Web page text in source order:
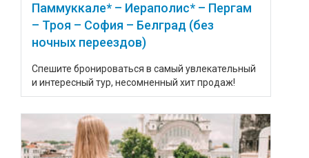
Паммуккале* – Иераполис* – Пергам
– Троя – София – Белград (без
ночных переездов)
Спешите бронироваться в самый увлекательный
и интересный тур, несомненный хит продаж!